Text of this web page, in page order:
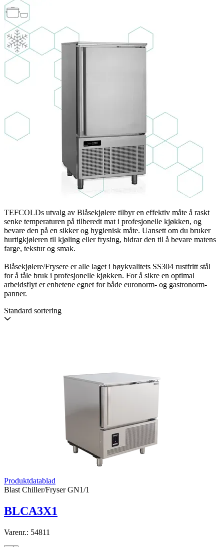
TEFCOLDs utvalg av Blåsekjølere tilbyr en effektiv måte å raskt
senke temperaturen på tilberedt mat i profesjonelle kjøkken, og
bevare den på en sikker og hygienisk måte. Uansett om du bruker
hurtigkjøleren til kjøling eller frysing, bidrar den til å bevare matens
farge, tekstur og smak.
Blåsekjølere/Frysere er alle laget i høykvalitets SS304 rustfritt stål
for å tåle bruk i profesjonelle kjøkken. For å sikre en optimal
arbeidsflyt er enhetene egnet for både euronorm- og gastronorm-
panner.
Standard sortering
Produktdatablad
Blast Chiller/Fryser GN1/1
BLCA3X1
Varenr.: 54811